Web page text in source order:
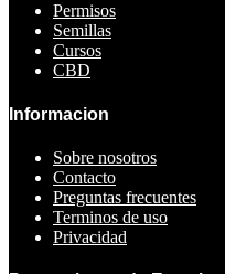
Permisos
Semillas
Cursos
CBD
Informacion
Sobre nosotros
Contacto
Preguntas frecuentes
Terminos de uso
Privacidad